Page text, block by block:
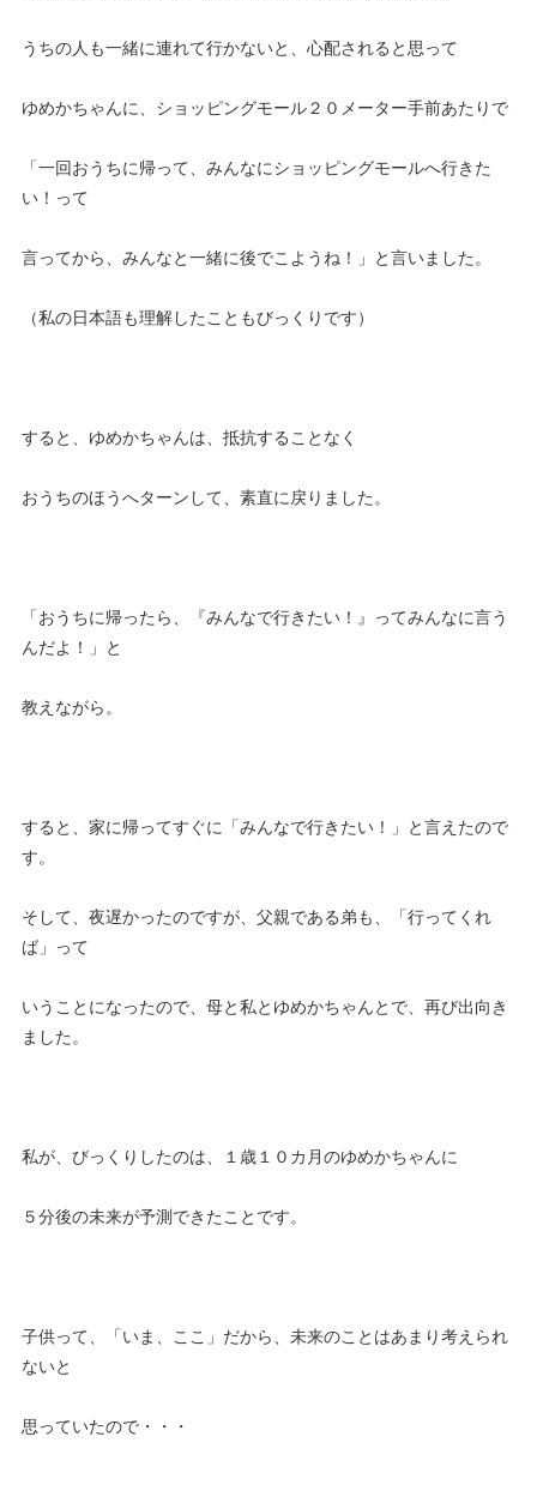
うちの人も一緒に連れて行かないと、心配されると思って
ゆめかちゃんに、ショッピングモール２０メーター手前あたりで
「一回おうちに帰って、みんなにショッピングモールへ行きた
い！って
言ってから、みんなと一緒に後でこようね！」と言いました。
（私の日本語も理解したこともびっくりです）
すると、ゆめかちゃんは、抵抗することなく
おうちのほうへターンして、素直に戻りました。
「おうちに帰ったら、『みんなで行きたい！』ってみんなに言う
んだよ！」と
教えながら。
すると、家に帰ってすぐに「みんなで行きたい！」と言えたので
す。
そして、夜遅かったのですが、父親である弟も、「行ってくれ
ば」って
いうことになったので、母と私とゆめかちゃんとで、再び出向き
ました。
私が、びっくりしたのは、１歳１０カ月のゆめかちゃんに
５分後の未来が予測できたことです。
子供って、「いま、ここ」だから、未来のことはあまり考えられ
ないと
思っていたので・・・